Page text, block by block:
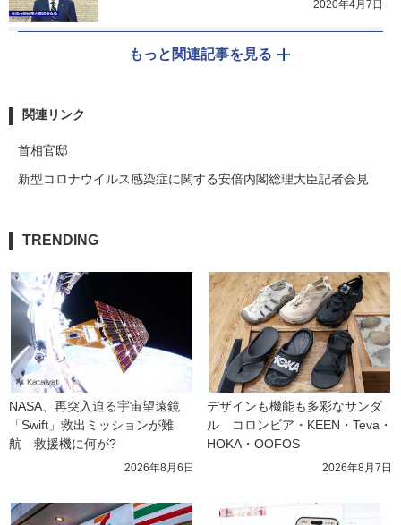
2020年4月7日
もっと関連記事を見る
関連リンク
首相官邸
新型コロナウイルス感染症に関する安倍内閣総理大臣記者会見
TRENDING
NASA、再突入迫る宇宙望遠鏡
「Swift」救出ミッションが難
航　救援機に何が?
2026年8月6日
デザインも機能も多彩なサンダ
ル　コロンビア・KEEN・Teva・
HOKA・OOFOS
2026年8月7日